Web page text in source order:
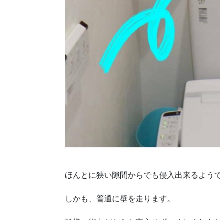
ほんとに狭い隙間からでも侵入出来るよう
しかも、普通に壁を走ります。